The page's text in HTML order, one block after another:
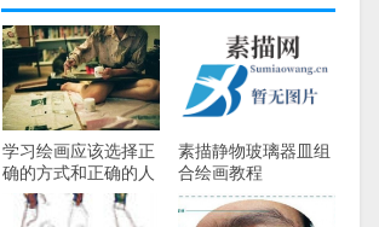
学习绘画应该选择正
确的方式和正确的人
——草绘大师是怎样
成为的？
素描静物玻璃器皿组
合绘画教程